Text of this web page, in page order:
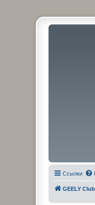
Ссылки
GEELY